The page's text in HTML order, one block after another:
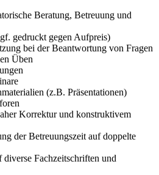
Beratung, Betreuung und
gedruckt gegen Aufpreis)
bei der Beantwortung von Fragen
Üben
(z.B. Präsentationen)
Korrektur und konstruktivem
der Betreuungszeit auf doppelte
diverse Fachzeitschriften und